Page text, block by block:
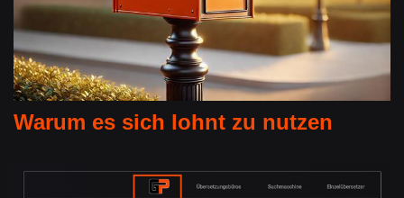
Warum es sich lohnt zu nutzen